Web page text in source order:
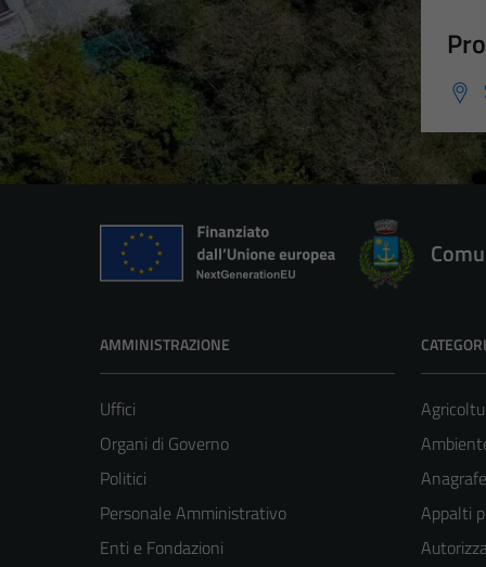
AMMINISTRAZIONE
Uffici
Organi di Governo
Politici
Personale Amministrativo
Enti e Fondazioni
Appalti